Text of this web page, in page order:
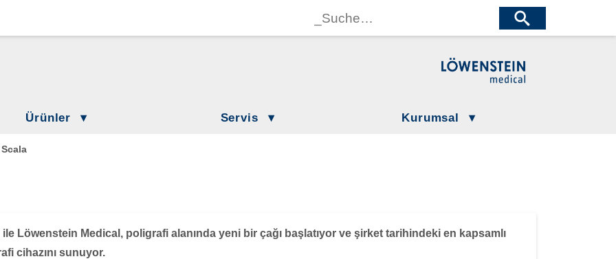
Löwenstein Medical France
Löwenstein Medical UK
Löwenstein Medical Technology
Löwenstein Medical Innovation
Ürünler Servis Kurumsal
Scala
ile Löwenstein Medical, poligrafi alanında yeni bir çağı başlatıyor ve şirket tarihindeki en kapsamlı
cihazını sunuyor.